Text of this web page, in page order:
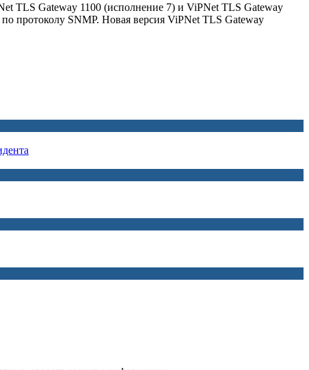
TLS Gateway 1100 (исполнение 7) и ViPNet TLS Gateway
протоколу SNMP. Новая версия ViPNet TLS Gateway